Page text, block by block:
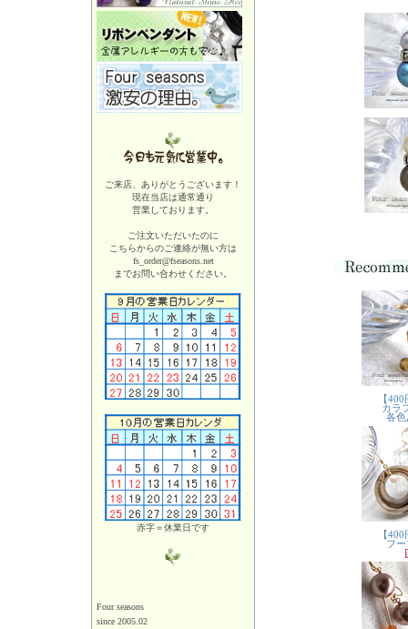
ご来店、ありがとうございます！
現在当店は通常通り
営業しております。
ご注文いただいたのに
こちらからのご連絡が無い方は
fs_order@fseasons.net
までお問い合わせください。
赤字＝休業日です
Four seasons
since 2005.02